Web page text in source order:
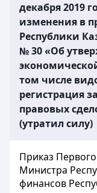
декабря 2019
изменения в
Республики
№ 30 «Об
том числе
регистрация
правовых
(утратил силу)
Приказ
Министра
финансов